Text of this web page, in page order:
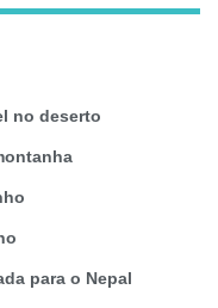
no deserto
para o Nepal